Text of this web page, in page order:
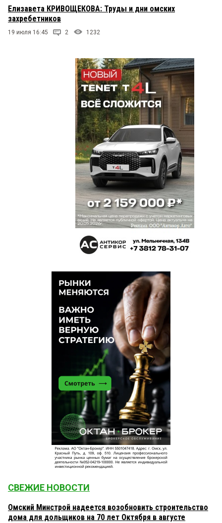
Елизавета КРИВОЩЕКОВА: Труды и дни омских
захребетников
19 июля 16:45 2 1232
СВЕЖИЕ НОВОСТИ
Омский Минстрой надеется возобновить строительство
дома для дольщиков на 70 лет Октября в августе